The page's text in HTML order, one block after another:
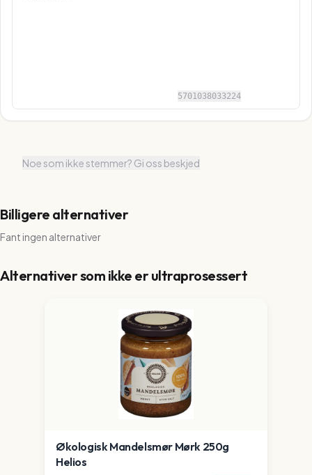
5701038033224
Noe som ikke stemmer? Gi oss beskjed
Billigere alternativer
Fant ingen alternativer
Alternativer som ikke er ultraprosessert
Økologisk Mandelsmør Mørk 250g
Helios